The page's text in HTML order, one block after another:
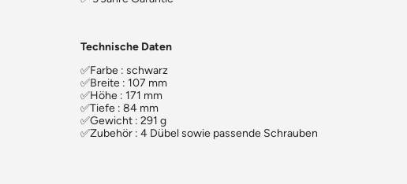
Technische Daten
✅Farbe : schwarz
✅Breite : 107 mm
✅Höhe : 171 mm
✅Tiefe : 84 mm
✅Gewicht : 291 g
✅Zubehör : 4 Dübel sowie passende Schrauben